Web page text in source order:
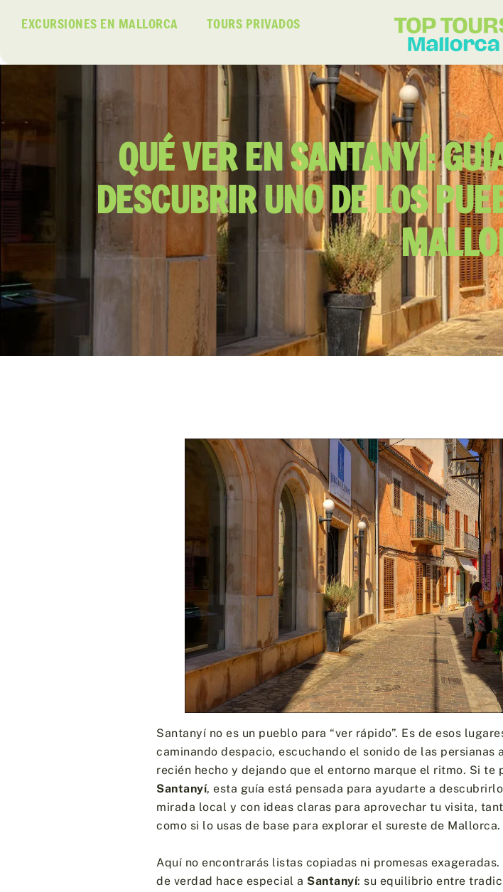
EXCURSIONES EN MALLORCA TOURS PRIVADOS
QUÉ VER EN SANTANYÍ:
DESCUBRIR UNO DE LOS
Santanyí no es un pueblo para “ver rápido”. Es de esos
caminando despacio, escuchando el sonido de las persianas
recién hecho y dejando que el entorno marque el ritmo. Si te
Santanyí, esta guía está pensada para ayudarte a
mirada local y con ideas claras para aprovechar tu visita,
como si lo usas de base para explorar el sureste de Mallorca.
Aquí no encontrarás listas copiadas ni promesas
de verdad hace especial a Santanyí: su equilibrio entre